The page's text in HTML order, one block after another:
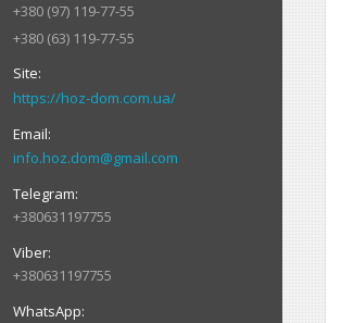
+380 (97) 119-77-55
+380 (63) 119-77-55
https://hoz-dom.com.ua/
info.hoz.dom@gmail.com
+380631197755
+380631197755